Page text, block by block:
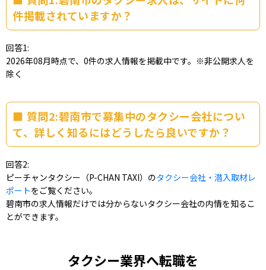
件掲載されていますか？
回答1:
2026年08月時点で、0件の求人情報を掲載中です。※非公開求人を
除く
質問2:碧南市で募集中のタクシー会社につい
て、詳しく知るにはどうしたら良いですか？
回答2:
ピーチャンタクシー（P-CHAN TAXI）のタクシー会社・潜入取材レ
ポートをご覧ください。
碧南市の求人情報だけでは分からないタクシー会社の内情を知るこ
とができます。
タクシー業界へ転職を